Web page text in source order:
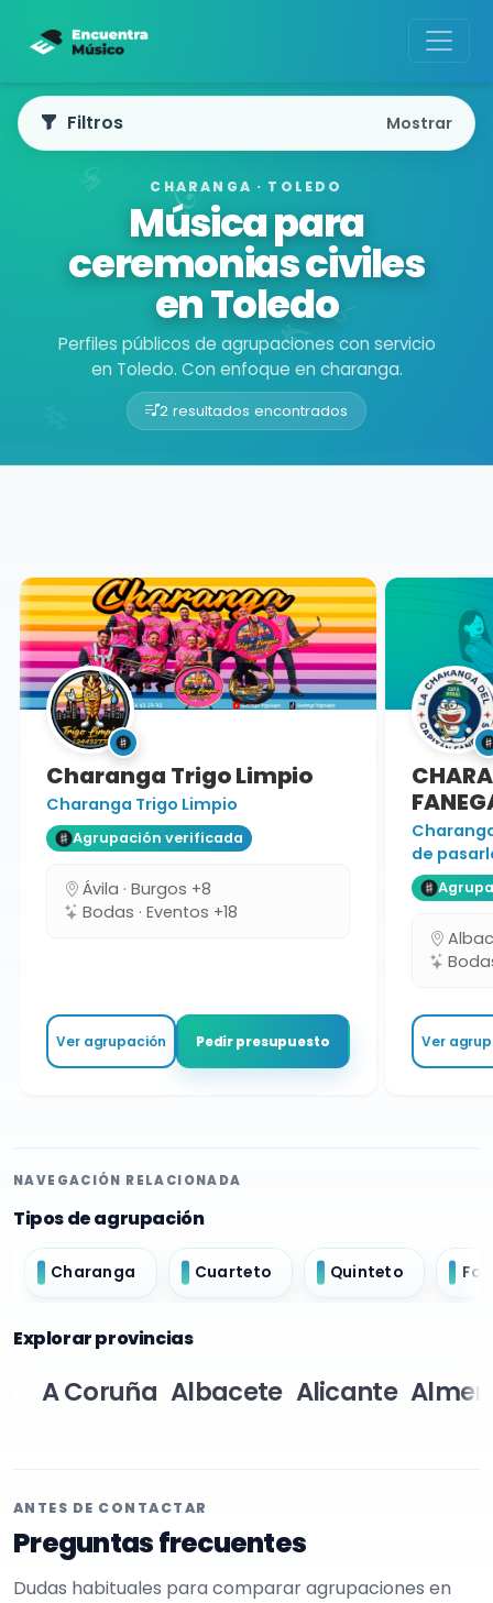
CHARANGA · TOLEDO
Música para
ceremonias civiles
en Toledo
Perfiles públicos de agrupaciones con servicio
en Toledo. Con enfoque en charanga.
2 resultados encontrados
Buscador de músicos
Filtros Mostrar
Charanga Trigo Limpio
Charanga Trigo Limpio
Agrupación verificada
Ávila · Burgos +8
Bodas · Eventos +18
Ver agrupación Pedir presupuesto
de
Bodas
Ver
NAVEGACIÓN RELACIONADA
Tipos de agrupación
Charanga Cuarteto Quinteto
Explorar provincias
A Coruña Albacete Alicante
ANTES DE CONTACTAR
Preguntas frecuentes
Dudas habituales para comparar agrupaciones en